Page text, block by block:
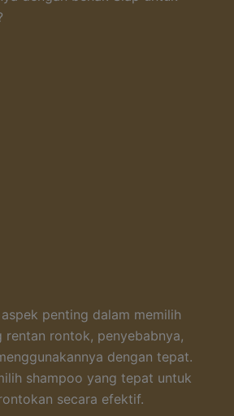
penting dalam memilih
rontok, penyebabnya,
dengan tepat.
shampoo yang tepat untuk
secara efektif.